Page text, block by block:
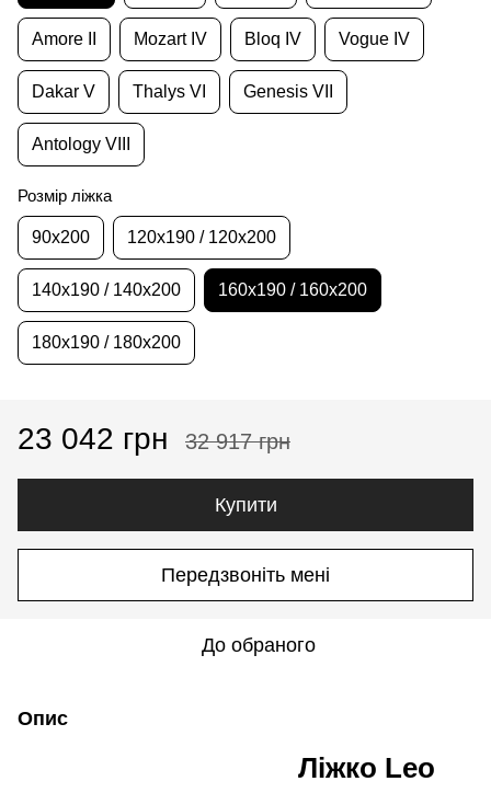
Amore II Mozart IV Bloq IV Vogue IV
Dakar V Thalys VI Genesis VII
Antology VIII
Розмір ліжка
90x200 120x190 / 120x200
140x190 / 140x200 160x190 / 160x200
180x190 / 180x200
23 042 грн 32 917 грн
Купити
Передзвоніть мені
До обраного
Опис
Ліжко Leo